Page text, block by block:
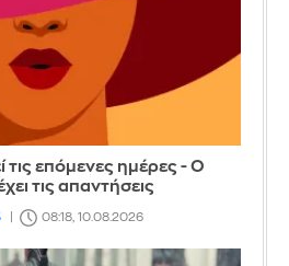
τις επόμενες ημέρες - Ο
τις απαντήσεις
08:18, 10.08.2026